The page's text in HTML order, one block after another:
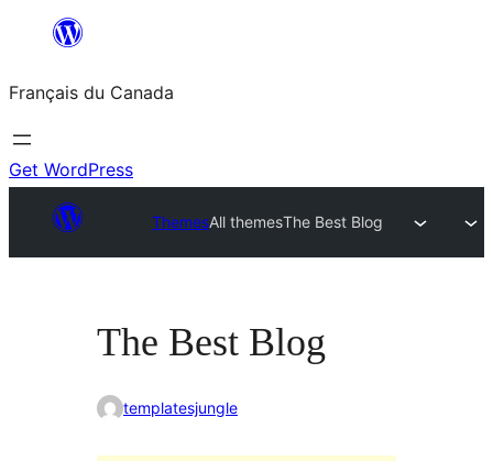
contenu
Français du Canada
Get WordPress
ThemesAll themesThe Best Blog
The Best Blog
templatesjungle